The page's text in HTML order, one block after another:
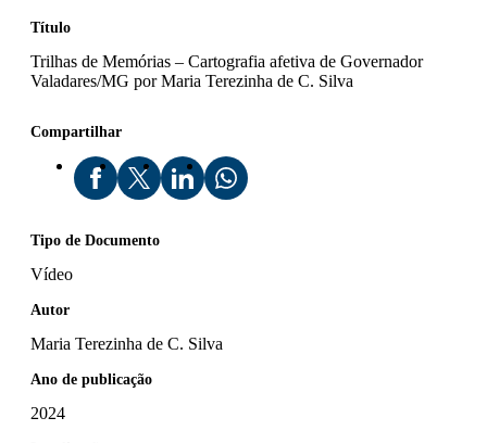
Título
Trilhas de Memórias – Cartografia afetiva de Governador
Valadares/MG por Maria Terezinha de C. Silva
Compartilhar
Tipo de Documento
Vídeo
Autor
Maria Terezinha de C. Silva
Ano de publicação
2024